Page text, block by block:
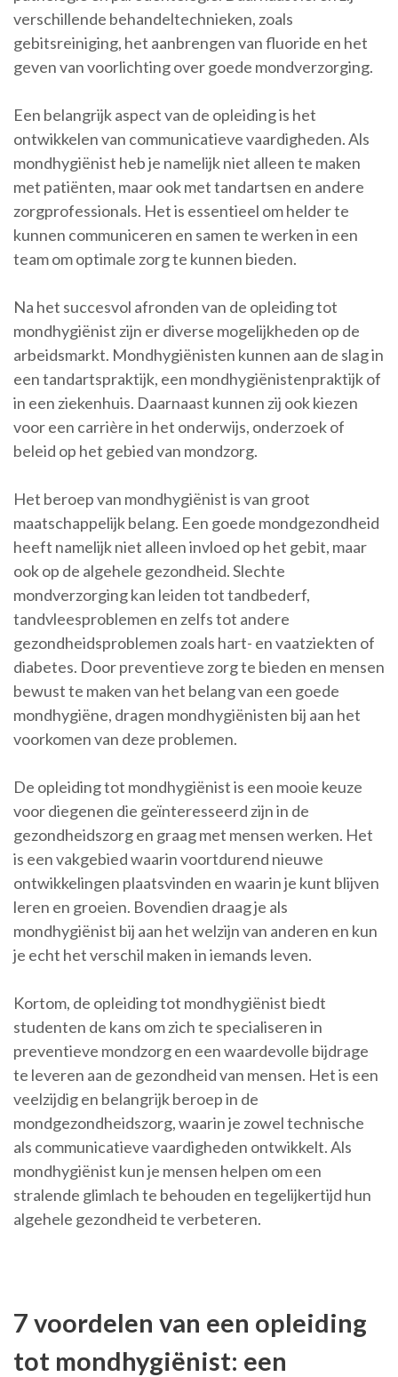
verschillende behandeltechnieken, zoals
gebitsreiniging, het aanbrengen van fluoride en het
geven van voorlichting over goede mondverzorging.
Een belangrijk aspect van de opleiding is het
ontwikkelen van communicatieve vaardigheden. Als
mondhygiënist heb je namelijk niet alleen te maken
met patiënten, maar ook met tandartsen en andere
zorgprofessionals. Het is essentieel om helder te
kunnen communiceren en samen te werken in een
team om optimale zorg te kunnen bieden.
Na het succesvol afronden van de opleiding tot
mondhygiënist zijn er diverse mogelijkheden op de
arbeidsmarkt. Mondhygiënisten kunnen aan de slag in
een tandartspraktijk, een mondhygiënistenpraktijk of
in een ziekenhuis. Daarnaast kunnen zij ook kiezen
voor een carrière in het onderwijs, onderzoek of
beleid op het gebied van mondzorg.
Het beroep van mondhygiënist is van groot
maatschappelijk belang. Een goede mondgezondheid
heeft namelijk niet alleen invloed op het gebit, maar
ook op de algehele gezondheid. Slechte
mondverzorging kan leiden tot tandbederf,
tandvleesproblemen en zelfs tot andere
gezondheidsproblemen zoals hart- en vaatziekten of
diabetes. Door preventieve zorg te bieden en mensen
bewust te maken van het belang van een goede
mondhygiëne, dragen mondhygiënisten bij aan het
voorkomen van deze problemen.
De opleiding tot mondhygiënist is een mooie keuze
voor diegenen die geïnteresseerd zijn in de
gezondheidszorg en graag met mensen werken. Het
is een vakgebied waarin voortdurend nieuwe
ontwikkelingen plaatsvinden en waarin je kunt blijven
leren en groeien. Bovendien draag je als
mondhygiënist bij aan het welzijn van anderen en kun
je echt het verschil maken in iemands leven.
Kortom, de opleiding tot mondhygiënist biedt
studenten de kans om zich te specialiseren in
preventieve mondzorg en een waardevolle bijdrage
te leveren aan de gezondheid van mensen. Het is een
veelzijdig en belangrijk beroep in de
mondgezondheidszorg, waarin je zowel technische
als communicatieve vaardigheden ontwikkelt. Als
mondhygiënist kun je mensen helpen om een
stralende glimlach te behouden en tegelijkertijd hun
algehele gezondheid te verbeteren.
7 voordelen van een opleiding
tot mondhygiënist: een